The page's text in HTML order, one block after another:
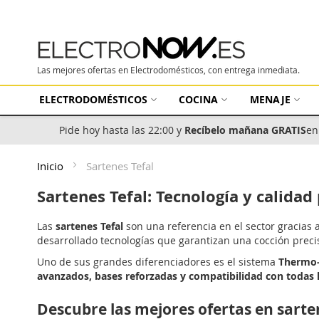
Las mejores ofertas en Electrodomésticos, con entrega inmediata.
ELECTRODOMÉSTICOS
COCINA MENAJE
Pide hoy hasta las 22:00 y Recíbelo mañana GRATIS
Inicio Sartenes Tefal
Sartenes Tefal: Tecnología y
Las sartenes Tefal son una referencia en el sector gracias
desarrollado tecnologías que garantizan una cocción
Uno de sus grandes diferenciadores es el sistema
avanzados, bases reforzadas y compatibilidad con todas
Descubre las mejores ofertas en